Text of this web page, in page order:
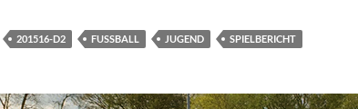
201516-D2 FUSSBALL JUGEND SPIELBERICHT